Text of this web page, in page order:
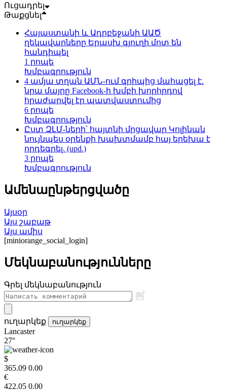
Ուցադրել
Թաքցնել
Հայաստանի և Ադրբեջանի ԱԱԾ
ղեկավարները Երասխ գյուղի մոտ են
հանդիպել
1 րոպե
Խմբագրություն
4 ամյա տղան ԱՄՆ-ում գրիպից մահացել է.
նրա մայրը Facebook-ի խմբի խորհրդով
հրաժարվել էր պատվաստումից
6 րոպե
Խմբագրություն
Ըստ ԶԼՄ-ների՝ հայտնի մրցավար Կոլինան
նույնպես օրենքի խախտմամբ հայ երեխա է
որդեգրել. (upd.)
3 րոպե
Խմբագրություն
Ամենաընթերցվածը
Այսօր
Այս շաբաթ
Այս ամիս
[miniorange_social_login]
Մեկնաբանությունները
Գրել մեկնաբանություն
ուղարկեք ուղարկեք
Lancaster
27°
$
365.09 0.00
€
422.05 0.00